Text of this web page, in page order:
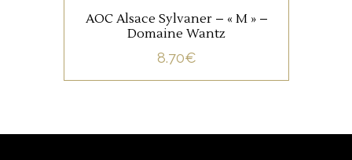
AOC Alsace Sylvaner – « M » –
Domaine Wantz
8.70€